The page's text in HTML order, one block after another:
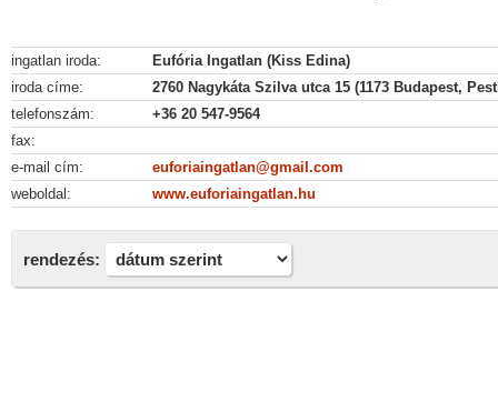
ingatlan iroda:
Eufória Ingatlan (Kiss Edina)
iroda címe:
2760 Nagykáta Szilva utca 15 (1173 Budapest,
telefonszám:
+36 20 547-9564
fax:
e-mail cím:
euforiaingatlan@gmail.com
weboldal:
www.euforiaingatlan.hu
rendezés: